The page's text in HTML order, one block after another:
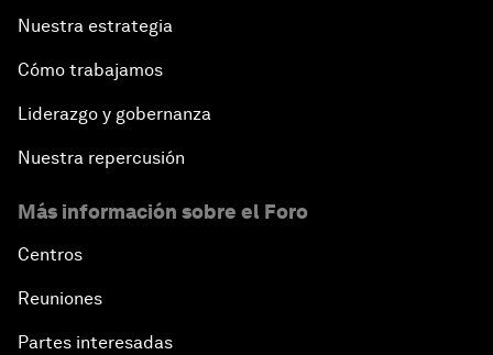
Nuestra estrategia
Cómo trabajamos
Liderazgo y gobernanza
Nuestra repercusión
Más información sobre el Foro
Centros
Reuniones
Partes interesadas